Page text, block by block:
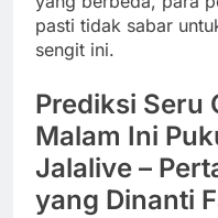
pasti tidak sabar
sengit ini.
Prediksi Seru
Malam Ini
Jalalive –
yang Dinanti